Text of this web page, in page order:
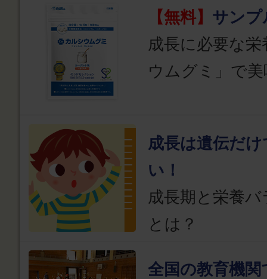
【無料】 サンプ
成長に必要な
ウムグミ」で
成長は遺伝だ
い！
成長期と栄養
とは？
全国の教育機関